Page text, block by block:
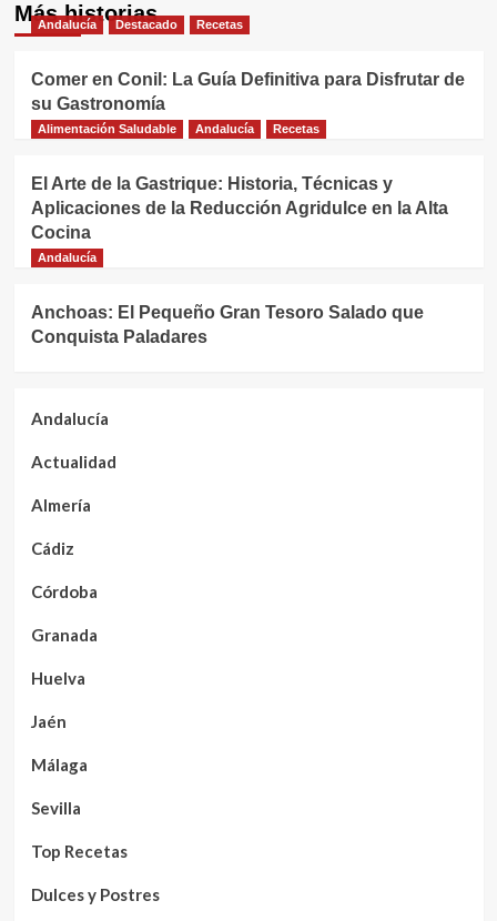
Más historias
Andalucía Destacado Recetas
Comer en Conil: La Guía Definitiva para Disfrutar de
su Gastronomía
Alimentación Saludable Andalucía Recetas
El Arte de la Gastrique: Historia, Técnicas y
Aplicaciones de la Reducción Agridulce en la Alta
Cocina
Andalucía
Anchoas: El Pequeño Gran Tesoro Salado que
Conquista Paladares
Andalucía
Actualidad
Almería
Cádiz
Córdoba
Granada
Huelva
Jaén
Málaga
Sevilla
Top Recetas
Dulces y Postres